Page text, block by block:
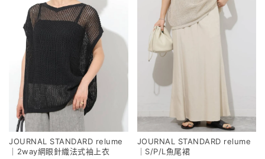
JOURNAL STANDARD relume
｜2way網眼針織法式袖上衣
JOURNAL STANDARD relume
｜S/P/L魚尾裙